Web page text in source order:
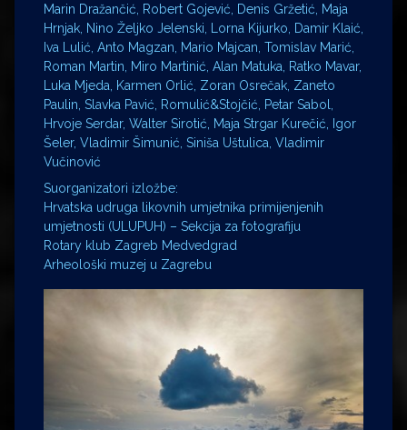
Marin Dražančić, Robert Gojević, Denis Gržetić, Maja
Hrnjak, Nino Željko Jelenski, Lorna Kijurko, Damir Klaić,
Iva Lulić, Anto Magzan, Mario Majcan, Tomislav Marić,
Roman Martin, Miro Martinić, Alan Matuka, Ratko Mavar,
Luka Mjeda, Karmen Orlić, Zoran Osrečak, Zaneto
Paulin, Slavka Pavić, Romulić&Stojčić, Petar Sabol,
Hrvoje Serdar, Walter Sirotić, Maja Strgar Kurečić, Igor
Šeler, Vladimir Šimunić, Siniša Uštulica, Vladimir
Vučinović
Suorganizatori izložbe:
Hrvatska udruga likovnih umjetnika primijenjenih
umjetnosti (ULUPUH) – Sekcija za fotografiju
Rotary klub Zagreb Medvedgrad
Arheološki muzej u Zagrebu